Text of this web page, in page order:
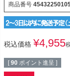
商品番号
税込価格 ¥4,955
[ 90 ポイント進呈 ]